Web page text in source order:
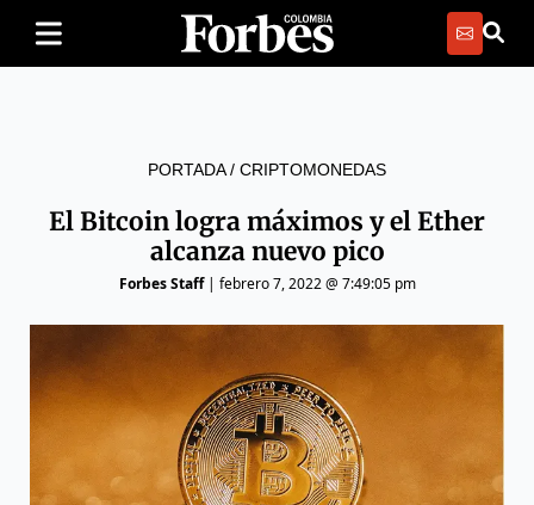
PORTADA/ CRIPTOMONEDAS
El Bitcoin logra máximos y el Ether
alcanza nuevo pico
Forbes Staff| febrero 7, 2022 @ 7:49:05 pm